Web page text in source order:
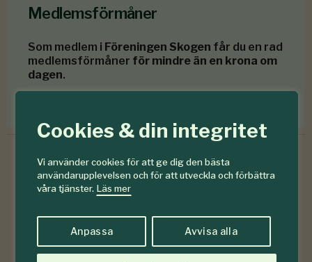
Cookies & din integritet
Vi använder cookies för att ge dig den bästa
användarupplevelsen och för att utveckla och förbättra
våra tjänster. Läs mer
Anpassa Avvisa alla
Medlemsförmåner
Som medlem i Föreningen Skogen får du en rad
medlemsförmåner för mindre än en krona om
dagen.
2026